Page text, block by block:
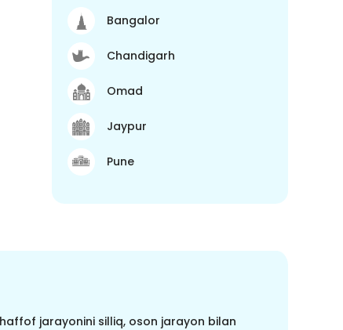
Bangalor
Chandigarh
Omad
Jaypur
Pune
jarayonini silliq, oson jarayon bilan